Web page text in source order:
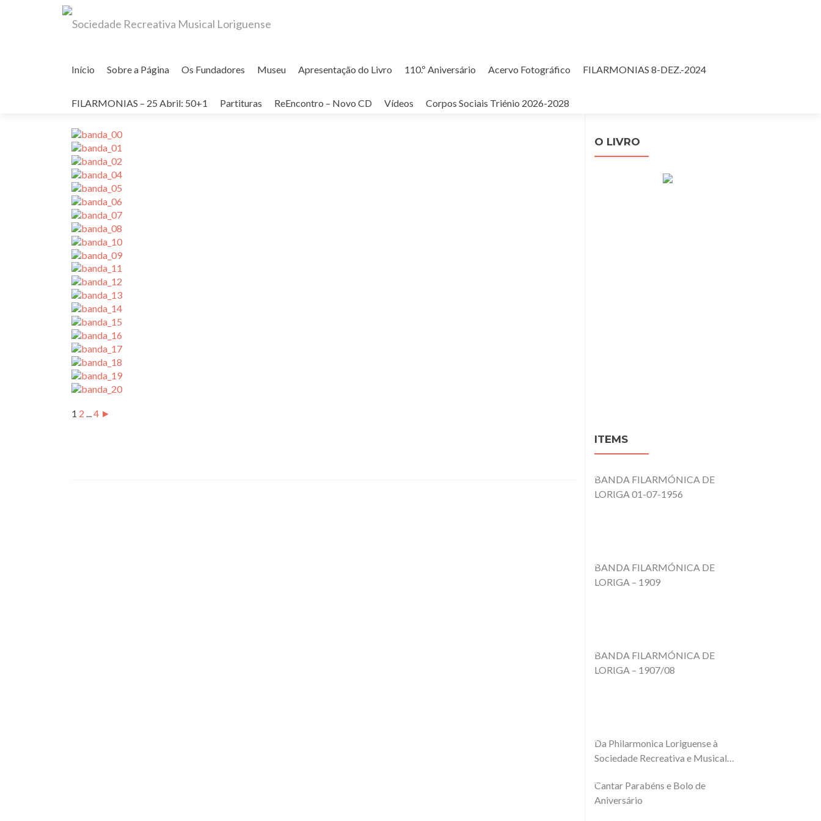
to
Início Sobre a Página Os Fundadores Museu Apresentação do Livro 110.º Aniversário Acervo Fotográfico FILARMONIAS 8-DEZ.-2024
FILARMONIAS – 25 Abril: 50+1 Partituras ReEncontro – Novo CD Vídeos Corpos Sociais Triénio 2026-2028
1 2 ...4 ►
O LIVRO
ITEMS
BANDA FILARMÓNICA DE
LORIGA 01-07-1956
BANDA FILARMÓNICA DE
LORIGA – 1909
BANDA FILARMÓNICA DE
LORIGA – 1907/08
Da Philarmonica Loriguense à
Sociedade Recreativa e Musical
Cantar Parabéns e Bolo de
Aniversário